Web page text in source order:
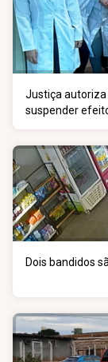
Justiça autoriza
suspender
Dois bandidos